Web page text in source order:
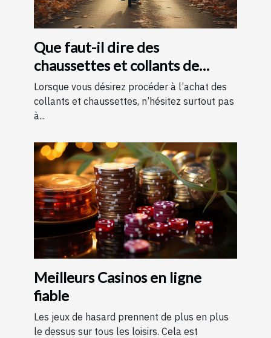
Que faut-il dire des
chaussettes et collants de
contention ?
Lorsque vous désirez procéder à l’achat des
collants et chaussettes, n’hésitez surtout pas
à...
Meilleurs Casinos en ligne
fiable
Les jeux de hasard prennent de plus en plus
le dessus sur tous les loisirs. Cela est